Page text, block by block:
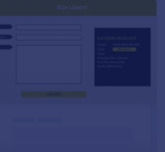
Önizleme: Iletişim Sayfası